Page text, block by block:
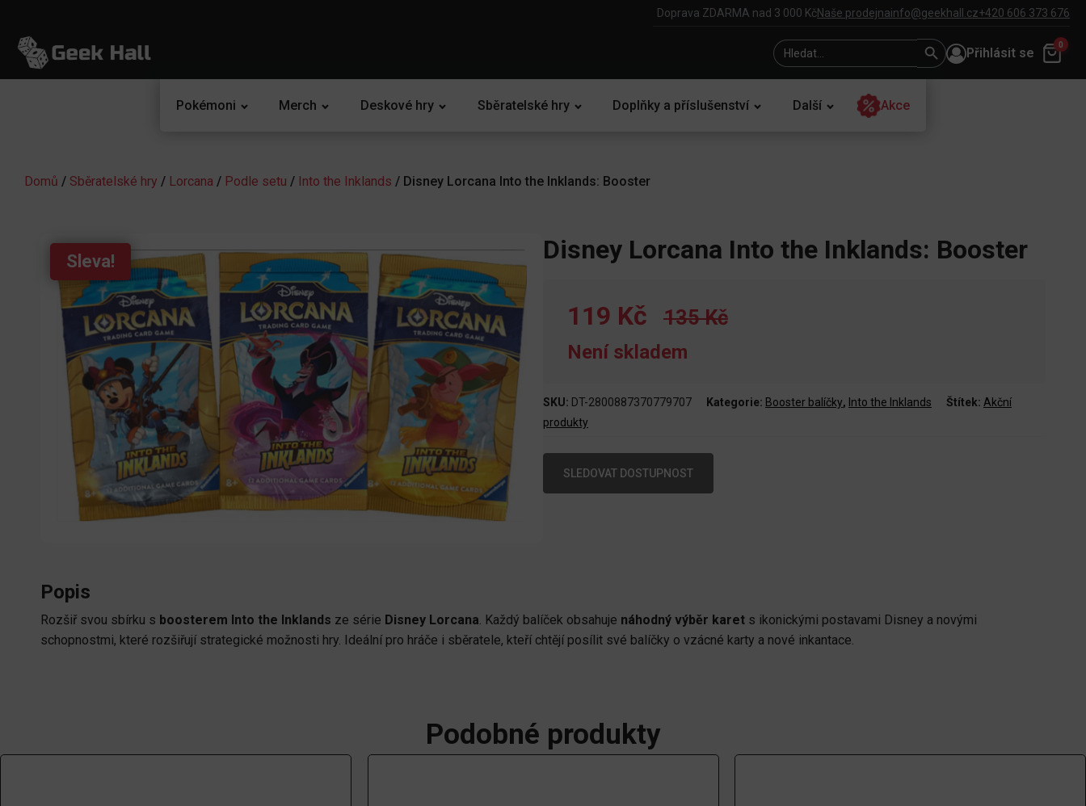
Doprava ZDARMA nad 3 000 KčNaše prodejnainfo@geekhall.cz+420 606 373 676
Search
for:
Search
Button
Přihlásit se
0
Pokémoni Merch Deskové hry Sběratelské hry Doplňky a příslušenství Další Akce
Domů / Sběratelské hry / Lorcana / Podle setu / Into the Inklands / Disney Lorcana Into the Inklands: Booster
Sleva! Disney Lorcana Into the Inklands: Booster
119 Kč 135 Kč
Není skladem
SKU: DT-2800887370779707 Kategorie: Booster balíčky, Into the Inklands Štítek: Akční
produkty
SLEDOVAT DOSTUPNOST
Popis
Rozšiř svou sbírku s boosterem Into the Inklands ze série Disney Lorcana. Každý balíček obsahuje náhodný výběr karet s ikonickými postavami Disney a novými
schopnostmi, které rozšiřují strategické možnosti hry. Ideální pro hráče i sběratele, kteří chtějí posílit své balíčky o vzácné karty a nové inkantace.
Podobné produkty